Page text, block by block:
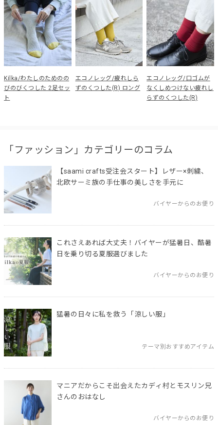
Kilka/わたしのためのの
びのびくつした 2足セッ
ト
エコノレッグ/疲れしら
ずのくつした(R) ロング
エコノレッグ/口ゴムが
なくしめつけない疲れし
らずのくつした(R)
「ファッション」カテゴリーのコラム
【saami crafts受注会スタート】レザー×刺繍、
北欧サーミ族の手仕事の美しさを手元に
バイヤーからのお便り
これさえあれば大丈夫！バイヤーが猛暑日、酷暑
日を乗り切る夏服選びました
バイヤーからのお便り
猛暑の日々に私を救う「涼しい服」
テーマ別おすすめアイテム
マニアだからこそ出会えたカディ村とモスリン兄
さんのおはなし
バイヤーからのお便り